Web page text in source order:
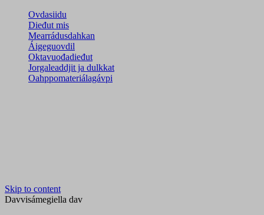
Ovdasiidu
Dieđut mis
Mearrádusdahkan
Áigeguovdil
Oktavuođadieđut
Jorgaleaddjit ja dulkkat
Oahppomateriálagávpi
Skip to content
Davvisámegiella dav